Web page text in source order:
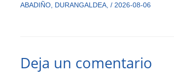
ABADIÑO, DURANGALDEA, / 2026-08-06
Deja un comentario